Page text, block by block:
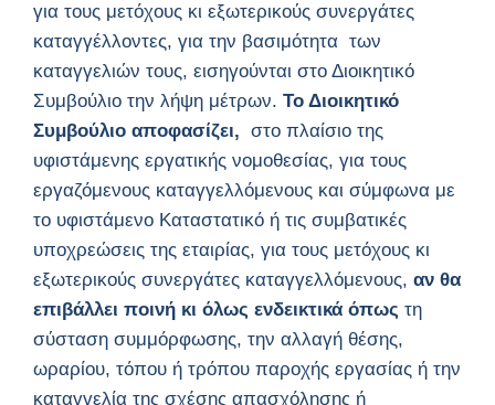
για τους μετόχους κι εξωτερικούς συνεργάτες
καταγγέλλοντες, για την βασιμότητα των
καταγγελιών τους, εισηγούνται στο Διοικητικό
Συμβούλιο την λήψη μέτρων. Το Διοικητικό
Συμβούλιο αποφασίζει, στο πλαίσιο της
υφιστάμενης εργατικής νομοθεσίας, για τους
εργαζόμενους καταγγελλόμενους και σύμφωνα με
το υφιστάμενο Καταστατικό ή τις συμβατικές
υποχρεώσεις της εταιρίας, για τους μετόχους κι
εξωτερικούς συνεργάτες καταγγελλόμενους, αν θα
επιβάλλει ποινή κι όλως ενδεικτικά όπως τη
σύσταση συμμόρφωσης, την αλλαγή θέσης,
ωραρίου, τόπου ή τρόπου παροχής εργασίας ή την
καταγγελία της σχέσης απασχόλησης ή